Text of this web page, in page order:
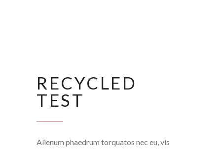
RECYCLED
TEST
Alienum phaedrum torquatos nec eu, vis